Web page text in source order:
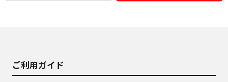
ご利用ガイド